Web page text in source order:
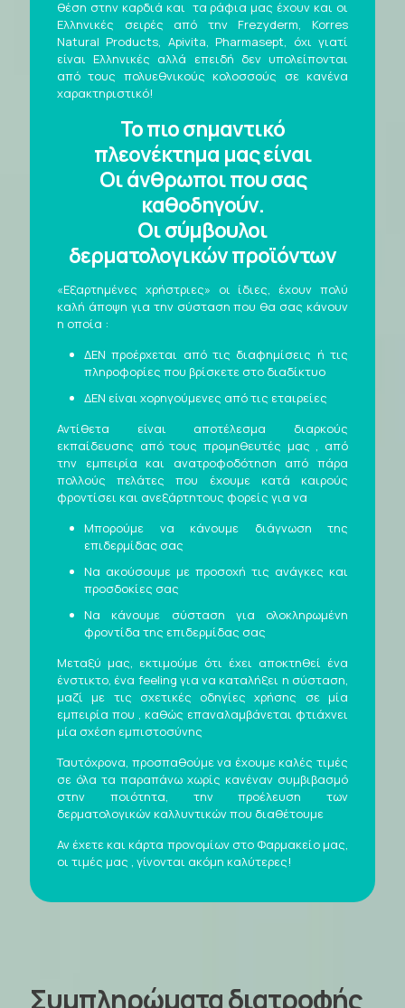
θέση στην καρδιά και τα ράφια μας έχουν και οι
Ελληνικές σειρές από την Frezyderm, Korres
Natural Products, Apivita, Pharmasept, όχι γιατί
είναι Ελληνικές αλλά επειδή δεν υπολείπονται
από τους πολυεθνικούς κολοσσούς σε κανένα
χαρακτηριστικό!
Το πιο σημαντικό
πλεονέκτημα μας είναι
Οι άνθρωποι που σας
καθοδηγούν.
Οι σύμβουλοι
δερματολογικών προϊόντων
«Εξαρτημένες χρήστριες» οι ίδιες, έχουν πολύ
καλή άποψη για την σύσταση που θα σας κάνουν
η οποία :
ΔΕΝ προέρχεται από τις διαφημίσεις ή τις
πληροφορίες που βρίσκετε στο διαδίκτυο
ΔΕΝ είναι χορηγούμενες από τις εταιρείες
Αντίθετα είναι αποτέλεσμα διαρκούς
εκπαίδευσης από τους προμηθευτές μας , από
την εμπειρία και ανατροφοδότηση από πάρα
πολλούς πελάτες που έχουμε κατά καιρούς
φροντίσει και ανεξάρτητους φορείς για να
Μπορούμε να κάνουμε διάγνωση της
επιδερμίδας σας
Να ακούσουμε με προσοχή τις ανάγκες και
προσδοκίες σας
Να κάνουμε σύσταση για ολοκληρωμένη
φροντίδα της επιδερμίδας σας
Μεταξύ μας, εκτιμούμε ότι έχει αποκτηθεί ένα
ένστικτο, ένα feeling για να καταλήξει η σύσταση,
μαζί με τις σχετικές οδηγίες χρήσης σε μία
εμπειρία που , καθώς επαναλαμβάνεται φτιάχνει
μία σχέση εμπιστοσύνης
Ταυτόχρονα, προσπαθούμε να έχουμε καλές τιμές
σε όλα τα παραπάνω χωρίς κανέναν συμβιβασμό
στην ποιότητα, την προέλευση των
δερματολογικών καλλυντικών που διαθέτουμε
Αν έχετε και κάρτα προνομίων στο Φαρμακείο μας,
οι τιμές μας , γίνονται ακόμη καλύτερες!
Συμπληρώματα διατροφής